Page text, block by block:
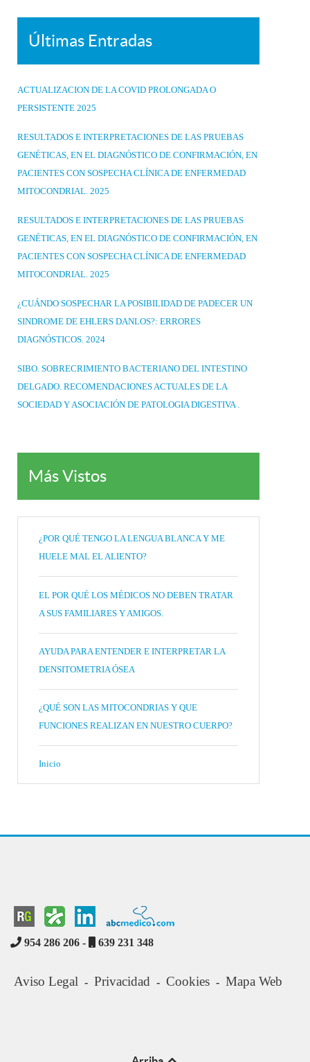
Últimas Entradas
ACTUALIZACION DE LA COVID PROLONGADA O
PERSISTENTE 2025
RESULTADOS E INTERPRETACIONES DE LAS PRUEBAS
GENÉTICAS, EN EL DIAGNÓSTICO DE CONFIRMACIÓN, EN
PACIENTES CON SOSPECHA CLÍNICA DE ENFERMEDAD
MITOCONDRIAL. 2025
RESULTADOS E INTERPRETACIONES DE LAS PRUEBAS
GENÉTICAS, EN EL DIAGNÓSTICO DE CONFIRMACIÓN, EN
PACIENTES CON SOSPECHA CLÍNICA DE ENFERMEDAD
MITOCONDRIAL. 2025
¿CUÁNDO SOSPECHAR LA POSIBILIDAD DE PADECER UN
SINDROME DE EHLERS DANLOS?: ERRORES
DIAGNÓSTICOS. 2024
SIBO. SOBRECRIMIENTO BACTERIANO DEL INTESTINO
DELGADO. RECOMENDACIONES ACTUALES DE LA
SOCIEDAD Y ASOCIACIÓN DE PATOLOGIA DIGESTIVA .
Más Vistos
¿POR QUÉ TENGO LA LENGUA BLANCA Y ME
HUELE MAL EL ALIENTO?
EL POR QUÉ LOS MÉDICOS NO DEBEN TRATAR
A SUS FAMILIARES Y AMIGOS.
AYUDA PARA ENTENDER E INTERPRETAR LA
DENSITOMETRIA ÓSEA
¿QUÉ SON LAS MITOCONDRIAS Y QUE
FUNCIONES REALIZAN EN NUESTRO CUERPO?
Inicio
954 286 206 - 639 231 348
Aviso Legal - Privacidad - Cookies - Mapa Web